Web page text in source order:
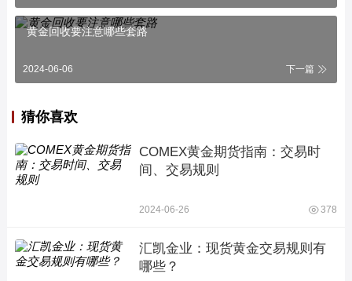
黄金回收要注意哪些套路
2024-06-06 下一篇
猜你喜欢
COMEX黄金期货指南：交易时
间、交易规则
2024-06-26 378
汇凯金业：现货黄金交易规则有
哪些？